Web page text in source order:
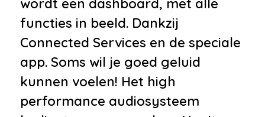
•Elektrisch verstelbare stoel(en)
met geheugen
•Keyless start
•Lederen interieurdelen
•Luxe lederen bekleding
wordt een dashboard, met alle
functies in beeld. Dankzij
Connected Services en de speciale
app. Soms wil je goed geluid
kunnen voelen! Het high
performance audiosysteem